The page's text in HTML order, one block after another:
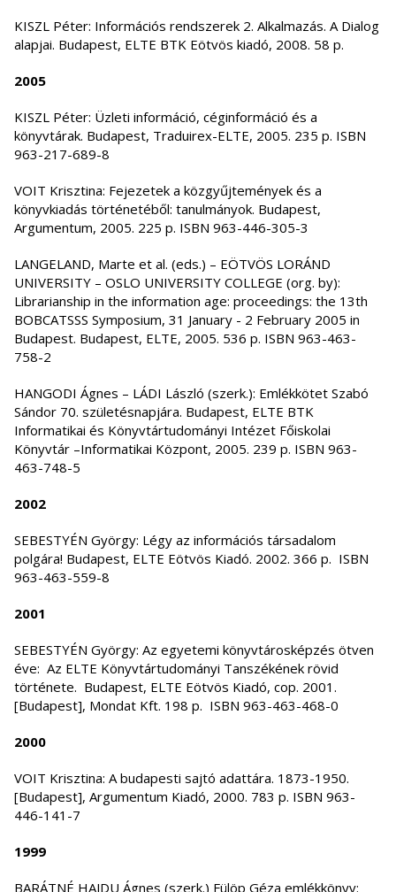
KISZL Péter: Információs rendszerek 2. Alkalmazás. A Dialog
alapjai. Budapest, ELTE BTK Eötvös kiadó, 2008. 58 p.
2005
KISZL Péter: Üzleti információ, céginformáció és a
könyvtárak. Budapest, Traduirex-ELTE, 2005. 235 p. ISBN
963-217-689-8
VOIT Krisztina: Fejezetek a közgyűjtemények és a
könyvkiadás történetéből: tanulmányok. Budapest,
Argumentum, 2005. 225 p. ISBN 963-446-305-3
LANGELAND, Marte et al. (eds.) – EÖTVÖS LORÁND
UNIVERSITY – OSLO UNIVERSITY COLLEGE (org. by):
Librarianship in the information age: proceedings: the 13th
BOBCATSSS Symposium, 31 January - 2 February 2005 in
Budapest. Budapest, ELTE, 2005. 536 p. ISBN 963-463-
758-2
HANGODI Ágnes – LÁDI László (szerk.): Emlékkötet Szabó
Sándor 70. születésnapjára. Budapest, ELTE BTK
Informatikai és Könyvtártudományi Intézet Főiskolai
Könyvtár –Informatikai Központ, 2005. 239 p. ISBN 963-
463-748-5
2002
SEBESTYÉN György: Légy az információs társadalom
polgára! Budapest, ELTE Eötvös Kiadó. 2002. 366 p. ISBN
963-463-559-8
2001
SEBESTYÉN György: Az egyetemi könyvtárosképzés ötven
éve: Az ELTE Könyvtártudományi Tanszékének rövid
története. Budapest, ELTE Eötvös Kiadó, cop. 2001.
[Budapest], Mondat Kft. 198 p. ISBN 963-463-468-0
2000
VOIT Krisztina: A budapesti sajtó adattára. 1873-1950.
[Budapest], Argumentum Kiadó, 2000. 783 p. ISBN 963-
446-141-7
1999
BARÁTNÉ HAJDU Ágnes (szerk.) Fülöp Géza emlékkönyv: